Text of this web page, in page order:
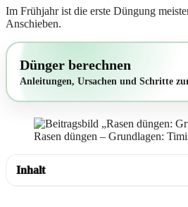
Im Frühjahr ist die erste Düngung
Anschieben.
Dünger berechnen
Anleitungen, Ursachen und Schritte
Rasen düngen – Grundlagen:
Inhalt